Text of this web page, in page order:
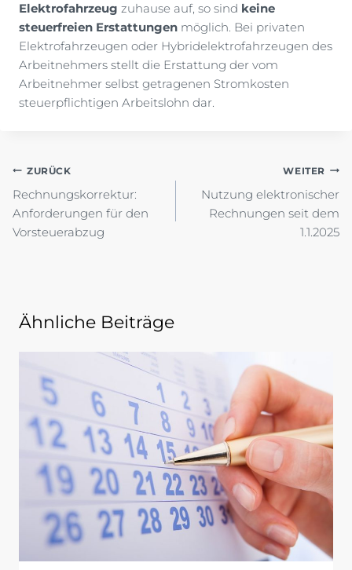
Elektrofahrzeug zuhause auf, so sind keine
steuerfreien Erstattungen möglich. Bei privaten
Elektrofahrzeugen oder Hybridelektrofahrzeugen des
Arbeitnehmers stellt die Erstattung der vom
Arbeitnehmer selbst getragenen Stromkosten
steuerpflichtigen Arbeitslohn dar.
Beitragsnavigation
ZURÜCK
Rechnungskorrektur:
Anforderungen für den
Vorsteuerabzug
WEITER
Nutzung elektronischer
Rechnungen seit dem
1.1.2025
Ähnliche Beiträge